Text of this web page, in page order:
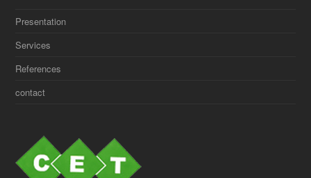
Presentation
Services
References
contact